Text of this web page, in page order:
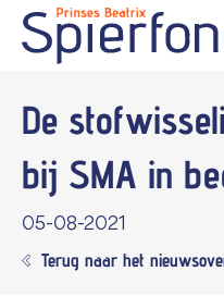
Waar ben je naar op
De
bij SMA in
05-08-2021
Terug naar het